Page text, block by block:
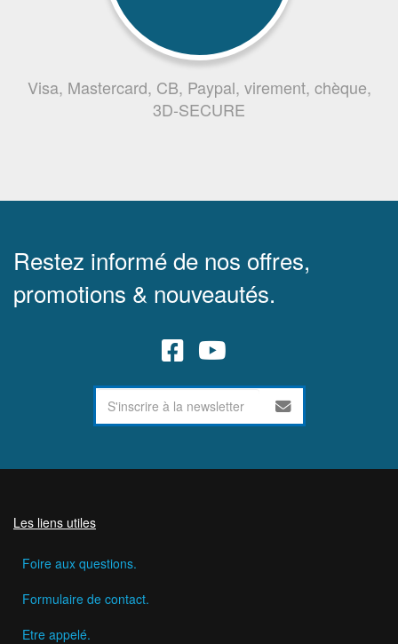
Visa, Mastercard, CB, Paypal, virement, chèque,
3D-SECURE
Restez informé de nos offres,
promotions & nouveautés.
Les liens utiles
Foire aux questions.
Formulaire de contact.
Etre appelé.